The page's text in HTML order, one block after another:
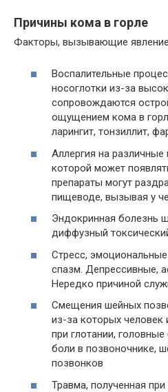
Причины кома в горле
Факторы, вызывающие
Воспалительные
носоглотки из-за
сопровождаются
ощущением кома в
ларингит, тонзиллит,
Аллергия на
которой может
препараты могут
пищеводе, вызывая у
Эндокринная болезнь
диффузный
Стресс,
спазм. Депрессивные,
Нередко причиной
Смещения шейных
из-за которых человек
при глотании,
боли в позвоночнике,
позвонков
Травма, полученная